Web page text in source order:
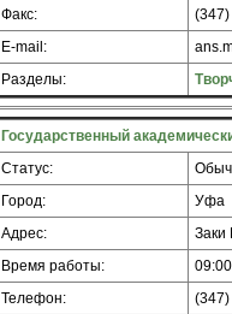
Факс:
E-mail:
Разделы:
Государственный
Статус:
Город:
Уфа
Адрес:
Заки
Время работы:
Телефон: